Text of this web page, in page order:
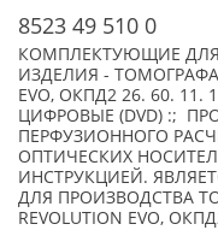
8523 49 510 0
КОМПЛЕКТУЮЩИЕ
ИЗДЕЛИЯ -
EVO, ОКПД2 26. 60.
ЦИФРОВЫЕ (DVD) :;
ПЕРФУЗИОННОГО
ОПТИЧЕСКИХ
ИНСТРУКЦИЕЙ.
ДЛЯ ПРОИЗВОДСТВА
REVOLUTION EVO,